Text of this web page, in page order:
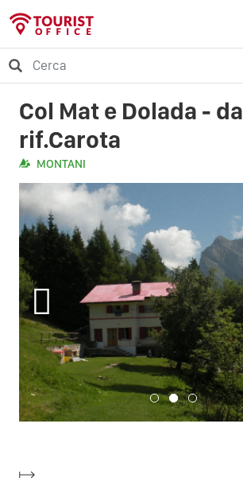
Col Mat e Dolada - da
rif.Carota
MONTANI